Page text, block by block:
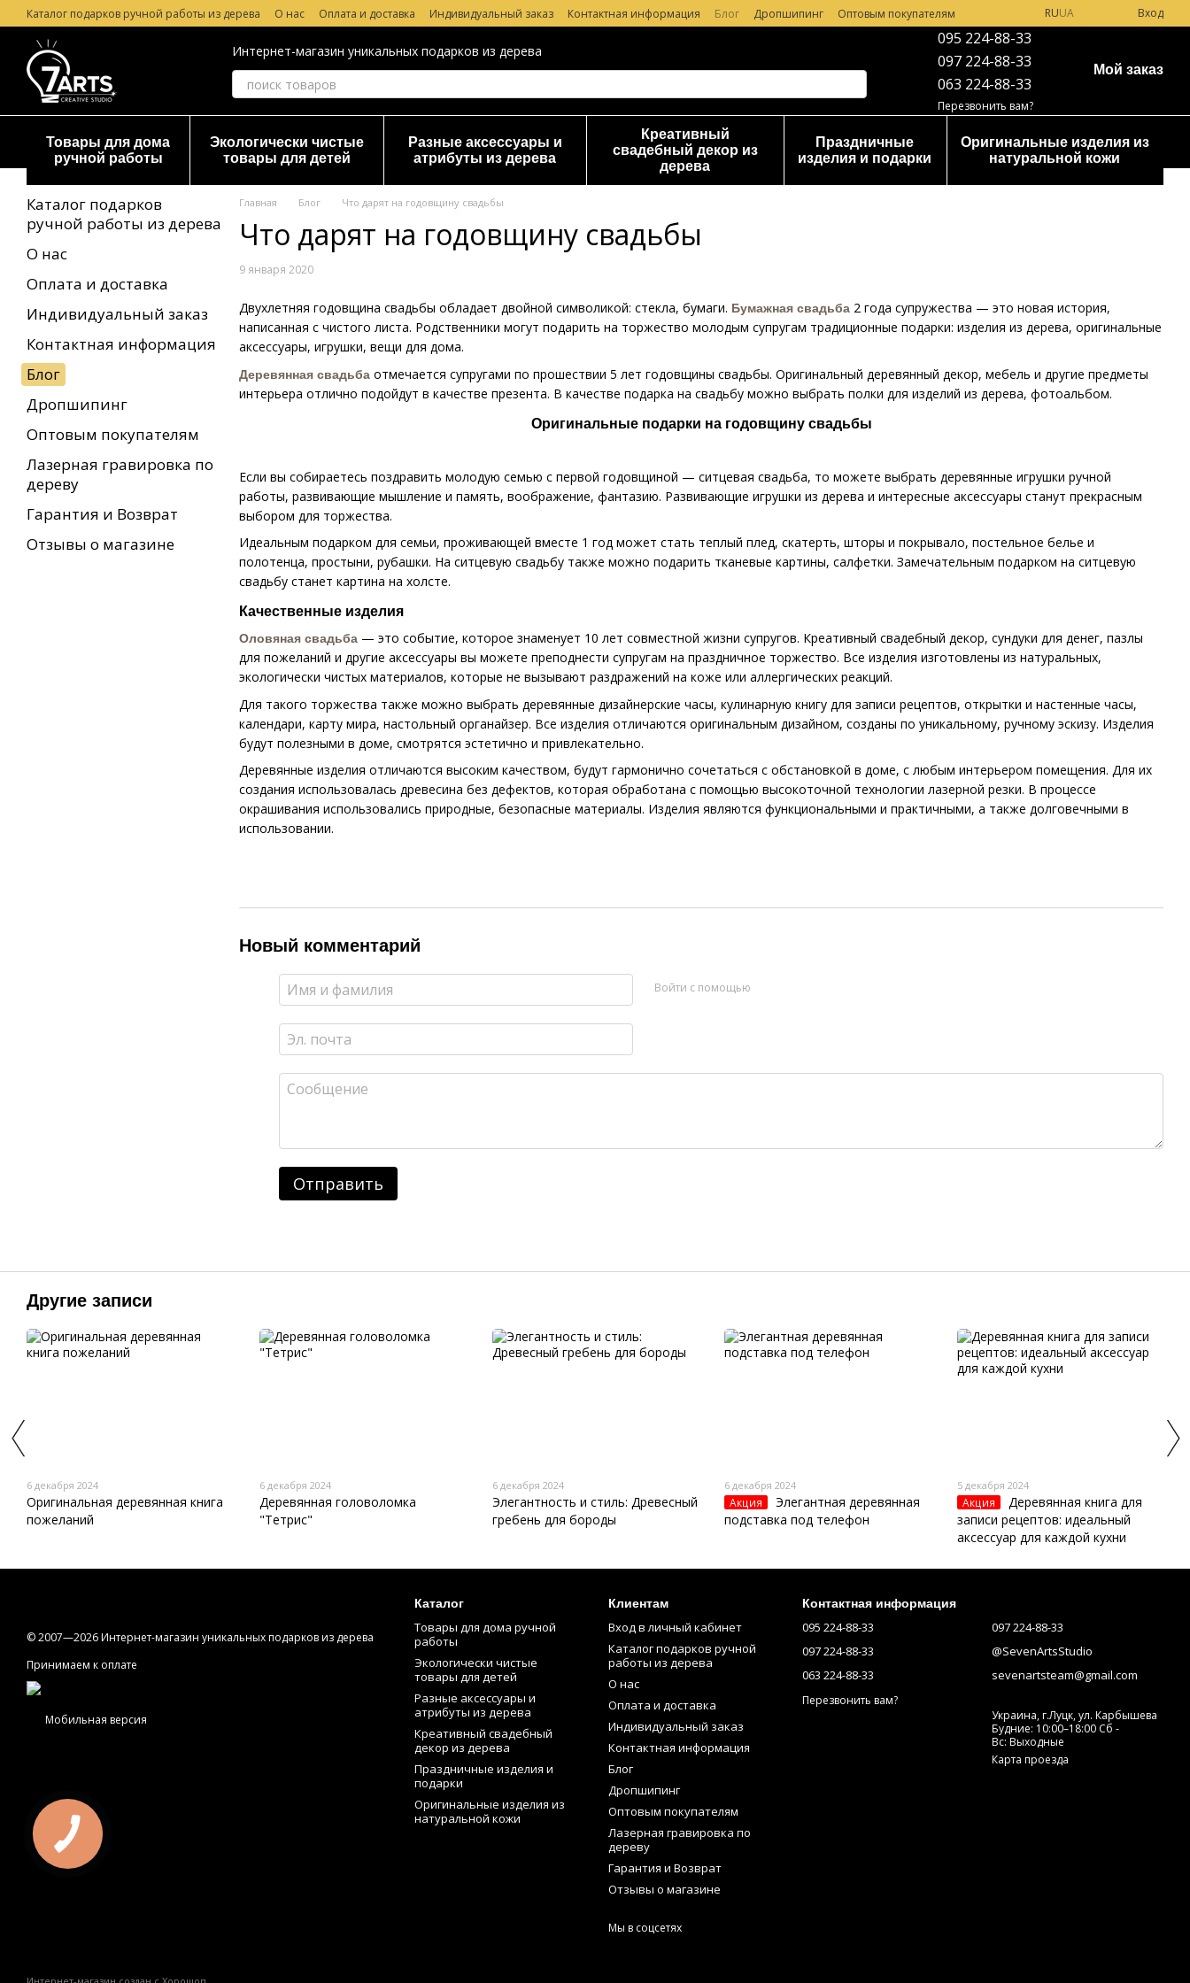
Перейти к основному контенту
Каталог подарков ручной работы из дерева О нас Оплата и доставка Индивидуальный заказ Контактная информация Блог Дропшипинг
Оптовым покупателям
Лазерная гравировка по дереву
Гарантия и Возврат Отзывы о магазине
RUUA Вход
Интернет-магазин уникальных подарков из дерева
095 224-88-33
097 224-88-33
063 224-88-33
Перезвонить вам?
Мой заказ
Товары для дома
ручной работы
Экологически чистые
товары для детей
Разные аксессуары и
атрибуты из дерева
Креативный
свадебный декор из
дерева
Праздничные
изделия и подарки
Оригинальные изделия из
натуральной кожи
Главная Блог Что дарят на годовщину свадьбы
Что дарят на годовщину свадьбы
9 января 2020
Двухлетняя годовщина свадьбы обладает двойной символикой: стекла, бумаги. Бумажная свадьба 2 года супружества — это новая история,
написанная с чистого листа. Родственники могут подарить на торжество молодым супругам традиционные подарки: изделия из дерева, оригинальные
аксессуары, игрушки, вещи для дома.
Деревянная свадьба отмечается супругами по прошествии 5 лет годовщины свадьбы. Оригинальный деревянный декор, мебель и другие предметы
интерьера отлично подойдут в качестве презента. В качестве подарка на свадьбу можно выбрать полки для изделий из дерева, фотоальбом.
Оригинальные подарки на годовщину свадьбы
Если вы собираетесь поздравить молодую семью с первой годовщиной — ситцевая свадьба, то можете выбрать деревянные игрушки ручной
работы, развивающие мышление и память, воображение, фантазию. Развивающие игрушки из дерева и интересные аксессуары станут прекрасным
выбором для торжества.
Идеальным подарком для семьи, проживающей вместе 1 год может стать теплый плед, скатерть, шторы и покрывало, постельное белье и
полотенца, простыни, рубашки. На ситцевую свадьбу также можно подарить тканевые картины, салфетки. Замечательным подарком на ситцевую
свадьбу станет картина на холсте.
Качественные изделия
Оловяная свадьба — это событие, которое знаменует 10 лет совместной жизни супругов. Креативный свадебный декор, сундуки для денег, пазлы
для пожеланий и другие аксессуары вы можете преподнести супругам на праздничное торжество. Все изделия изготовлены из натуральных,
экологически чистых материалов, которые не вызывают раздражений на коже или аллергических реакций.
Для такого торжества также можно выбрать деревянные дизайнерские часы, кулинарную книгу для записи рецептов, открытки и настенные часы,
календари, карту мира, настольный органайзер. Все изделия отличаются оригинальным дизайном, созданы по уникальному, ручному эскизу. Изделия
будут полезными в доме, смотрятся эстетично и привлекательно.
Деревянные изделия отличаются высоким качеством, будут гармонично сочетаться с обстановкой в доме, с любым интерьером помещения. Для их
создания использовалась древесина без дефектов, которая обработана с помощью высокоточной технологии лазерной резки. В процессе
окрашивания использовались природные, безопасные материалы. Изделия являются функциональными и практичными, а также долговечными в
использовании.
Новый комментарий
Войти с помощью
Отправить
Каталог подарков
ручной работы из дерева
О нас
Оплата и доставка
Индивидуальный заказ
Контактная информация
Блог
Дропшипинг
Оптовым покупателям
Лазерная гравировка по
дереву
Гарантия и Возврат
Отзывы о магазине
Другие записи
6 декабря 2024
Оригинальная деревянная книга
пожеланий
6 декабря 2024
Деревянная головоломка
"Тетрис"
6 декабря 2024
Элегантность и стиль: Древесный
гребень для бороды
6 декабря 2024
Акция
Элегантная деревянная
подставка под телефон
5 декабря 2024
Акция
Деревянная книга для
записи рецептов: идеальный
аксессуар для каждой кухни
© 2007—2026 Интернет-магазин уникальных подарков из дерева
Принимаем к оплате
Мобильная версия
Каталог
Товары для дома ручной
работы
Экологически чистые
товары для детей
Разные аксессуары и
атрибуты из дерева
Креативный свадебный
декор из дерева
Праздничные изделия и
подарки
Оригинальные изделия из
натуральной кожи
Клиентам
Вход в личный кабинет
Каталог подарков ручной
работы из дерева
О нас
Оплата и доставка
Индивидуальный заказ
Контактная информация
Блог
Дропшипинг
Оптовым покупателям
Лазерная гравировка по
дереву
Гарантия и Возврат
Отзывы о магазине
Мы в соцсетях
Контактная информация
095 224-88-33
097 224-88-33
063 224-88-33
Перезвонить вам?
097 224-88-33
@SevenArtsStudio
sevenartsteam@gmail.com
Украина, г.Луцк, ул. Карбышева
Будние: 10:00–18:00 Сб -
Вс: Выходные
Карта проезда